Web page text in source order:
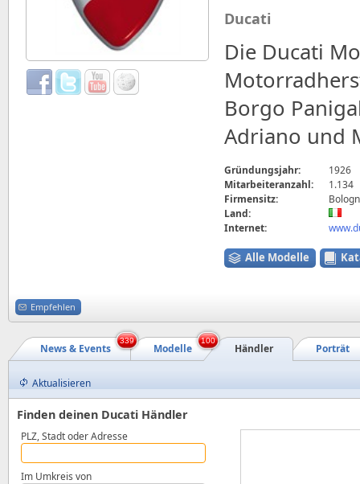
Ducati
Die Ducati
Borgo
Adriano und
Gründungsjahr:
1926
Mitarbeiteranzahl:
1.134
Firmensitz:
Land:
Internet:
Alle Modelle
Empfehlen
Porträt
Händler
Modelle
News & Events
339 100
Aktualisieren
Finden deinen Ducati Händler
PLZ, Stadt oder Adresse
Im Umkreis von